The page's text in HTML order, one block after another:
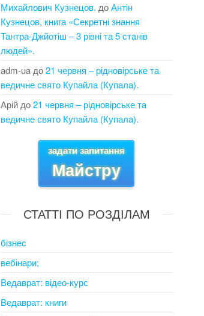
Михайлович Кузнецов. доАнтін
Кузнецов, книга «Секретні знання
Тантра-Джйотіш – 3 рівні та 5 станів
людей».
adm-uaдо21 червня – рідновірське та
ведичне свято Купайла (Купала).
Арійдо21 червня – рідновірське та
ведичне свято Купайла (Купала).
задати запитання
Майстру
СТАТТІ ПО РОЗДІЛАМ
бізнес
вебінари;
Ведаврат: відео-курс
Ведаврат: книги